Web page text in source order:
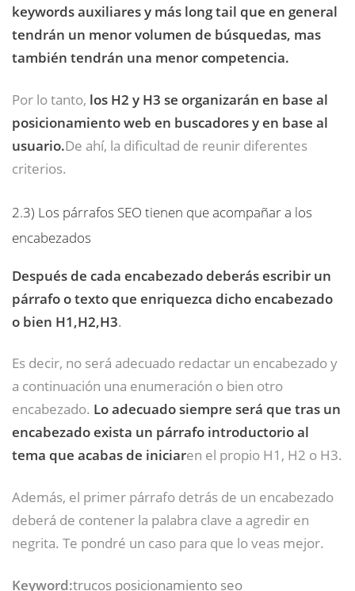
keywords auxiliares y más long tail que en general
tendrán un menor volumen de búsquedas, mas
también tendrán una menor competencia.
Por lo tanto, los H2 y H3 se organizarán en base al
posicionamiento web en buscadores y en base al
usuario.De ahí, la dificultad de reunir diferentes
criterios.
2.3) Los párrafos SEO tienen que acompañar a los
encabezados
Después de cada encabezado deberás escribir un
párrafo o texto que enriquezca dicho encabezado
o bien H1,H2,H3.
Es decir, no será adecuado redactar un encabezado y
a continuación una enumeración o bien otro
encabezado. Lo adecuado siempre será que tras un
encabezado exista un párrafo introductorio al
tema que acabas de iniciaren el propio H1, H2 o H3.
Además, el primer párrafo detrás de un encabezado
deberá de contener la palabra clave a agredir en
negrita. Te pondré un caso para que lo veas mejor.
Keyword:trucos posicionamiento seo